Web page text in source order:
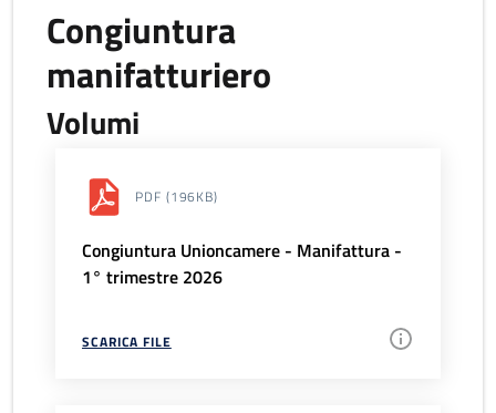
Congiuntura
manifatturiero
Volumi
PDF (196KB)
Congiuntura Unioncamere - Manifattura -
1° trimestre 2026
SCARICA FILE